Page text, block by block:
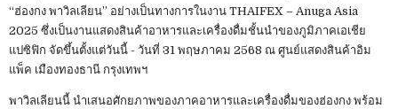
“ฮ่องกง พาวิลเลียน” อย่างเป็นทางการในงาน THAIFEX – Anuga Asia
2025 ซึ่งเป็นงานแสดงสินค้าอาหารและเครื่องดื่มชั้นนำของภูมิภาคเอเชีย
แปซิฟิก จัดขึ้นตั้งแต่วันนี้ - วันที่ 31 พฤษภาคม 2568 ณ ศูนย์แสดงสินค้าอิม
แพ็ค เมืองทองธานี กรุงเทพฯ
พาวิลเลียนนี้ นำเสนอศักยภาพของภาคอาหารและเครื่องดื่มของฮ่องกง พร้อม